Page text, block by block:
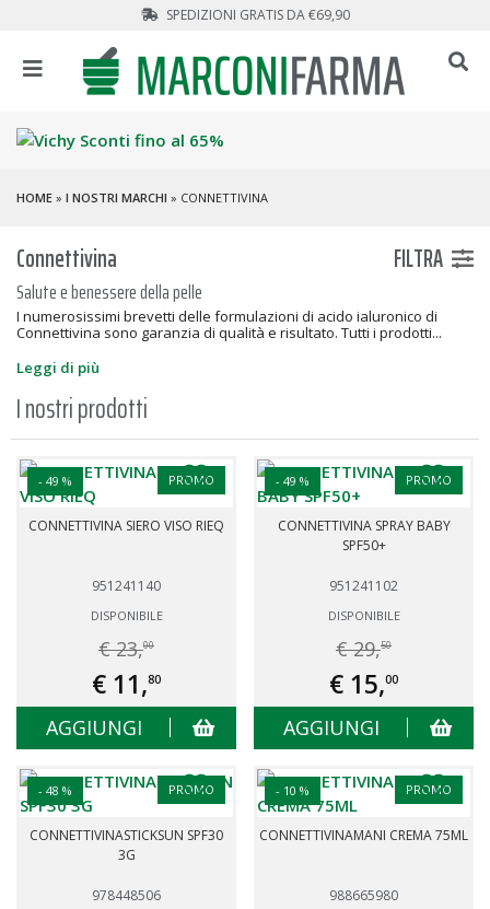
SPEDIZIONI GRATIS DA €69,90
HOME » I NOSTRI MARCHI » CONNETTIVINA
Connettivina FILTRA
Salute e benessere della pelle
I numerosissimi brevetti delle formulazioni di acido ialuronico di
Connettivina sono garanzia di qualità e risultato. Tutti i prodotti...
Leggi di più
I nostri prodotti
- 49 % PROMO
CONNETTIVINA SIERO VISO RIEQ
951241140
DISPONIBILE
€ 23,00
€ 11,80
AGGIUNGI
- 49 % PROMO
CONNETTIVINA SPRAY BABY
SPF50+
951241102
DISPONIBILE
€ 29,50
€ 15,00
AGGIUNGI
- 48 % PROMO
CONNETTIVINASTICKSUN SPF30
3G
978448506
- 10 % PROMO
CONNETTIVINAMANI CREMA 75ML
988665980